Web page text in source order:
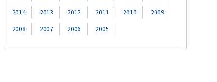
2014
2013 2012 2011 2010
2009
2008
2007 2006 2005